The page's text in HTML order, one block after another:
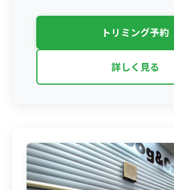
トリミング予約
詳しく見る